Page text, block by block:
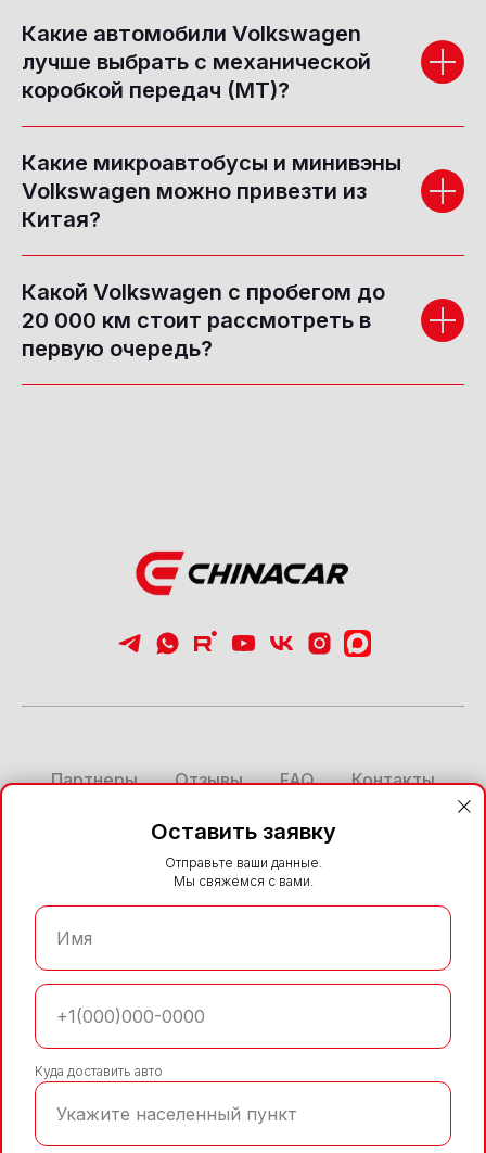
Оставить заявку
Отправьте ваши данные.
Мы свяжемся с вами.
Имя
+1(000)000-0000
Куда доставить авто
Укажите населенный пункт
Какие автомобили Volkswagen
лучше выбрать с механической
коробкой передач (MT)?
Какие микроавтобусы и минивэны
Volkswagen можно привезти из
Китая?
Какой Volkswagen с пробегом до
20 000 км стоит рассмотреть в
первую очередь?
Партнеры Отзывы FAQ
Контакты
Политика конфиденциальности
Согласие на обработку персональных данных
НАВЕРХ
Данный интернет-сайт носит исключительно